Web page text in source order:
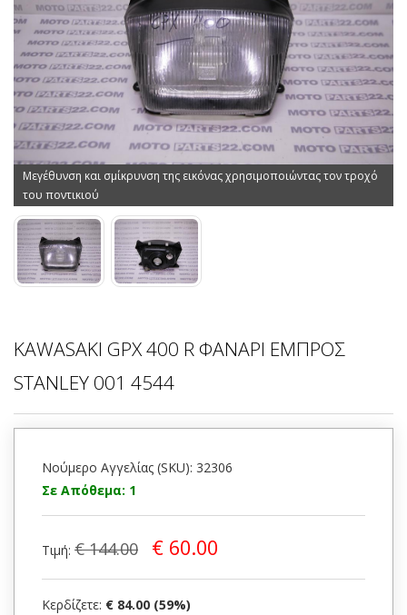
Μεγέθυνση και σμίκρυνση της εικόνας χρησιμοποιώντας τον τροχό
του ποντικιού
KAWASAKI GPX 400 R ΦΑΝΑΡΙ ΕΜΠΡΟΣ
STANLEY 001 4544
Νούμερο Αγγελίας (SKU): 32306
Σε Απόθεμα: 1
Τιμή: € 144.00 € 60.00
Κερδίζετε: € 84.00 (59%)